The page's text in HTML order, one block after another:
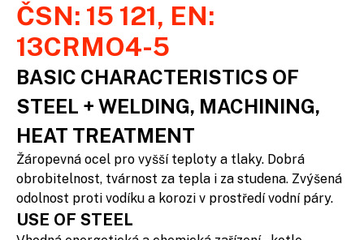
ČSN: 15 121, EN:
13CRMO4-5
BASIC CHARACTERISTICS OF
STEEL + WELDING, MACHINING,
HEAT TREATMENT
Žáropevná ocel pro vyšší teploty a tlaky. Dobrá
obrobitelnost, tvárnost za tepla i za studena. Zvýšená
odolnost proti vodíku a korozi v prostředí vodní páry.
USE OF STEEL